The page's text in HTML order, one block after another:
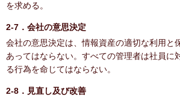
を求める。
2-7．会社の意思決定
会社の意思決定は、情報資産の適切な利用と
あってはならない。すべての管理者は社員に
る行為を命じてはならない。
2-8．見直し及び改善